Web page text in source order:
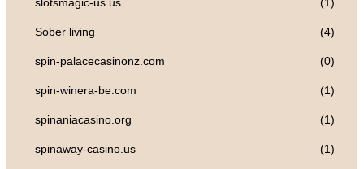
Sober living (4)
spin-palacecasinonz.com (0)
spin-winera-be.com (1)
spinaniacasino.org (1)
spinaway-casino.us (1)